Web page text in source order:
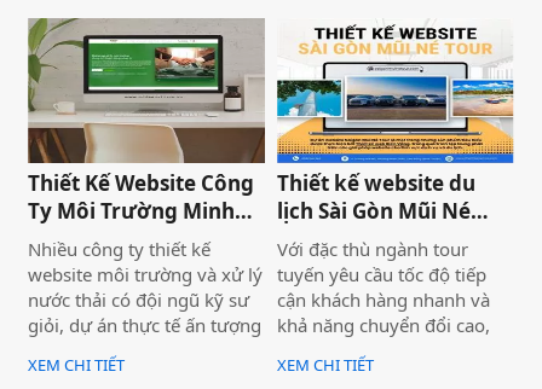
cao cấp tại địa chỉ
saigonadventure.com. Dự
án không chỉ giúp SaiGon
Adventure khẳng định vị
thế dẫn đầu trong mảng
tour trải nghiệm Sài Gòn &
Việt Nam mà còn là minh
chứng cho năng lực công
nghệ và tư duy UX/UI hiện
đại từ Biển Vàng.
dung đều trở nên vô nghĩa.
Vấn đề không nằm ở nội
dung hay thiếu ngân sách
quảng cáo — mà nằm ngay
ở nền tảng: website chưa
được thiết kế chuẩn SEO
2026 từ đầu.
Thiết Kế Website Công
Ty Môi Trường Minh
Đạt - Lâm Đồng
Nhiều công ty thiết kế
website môi trường và xử lý
nước thải có đội ngũ kỹ sư
giỏi, dự án thực tế ấn tượng
— nhưng website lại sơ sài,
tải chậm, không có trên
XEM CHI TIẾT
Thiết kế website du
lịch Sài Gòn Mũi Né
Tour
Với đặc thù ngành tour
tuyến yêu cầu tốc độ tiếp
cận khách hàng nhanh và
khả năng chuyển đổi cao,
dự án không chỉ được xây
dựng như một website giới
XEM CHI TIẾT